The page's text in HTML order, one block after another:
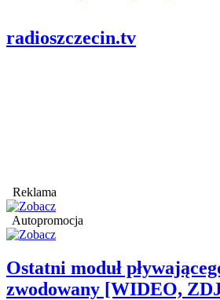
radioszczecin.tv
Reklama
Autopromocja
Ostatni moduł
zwodowany [WIDEO,